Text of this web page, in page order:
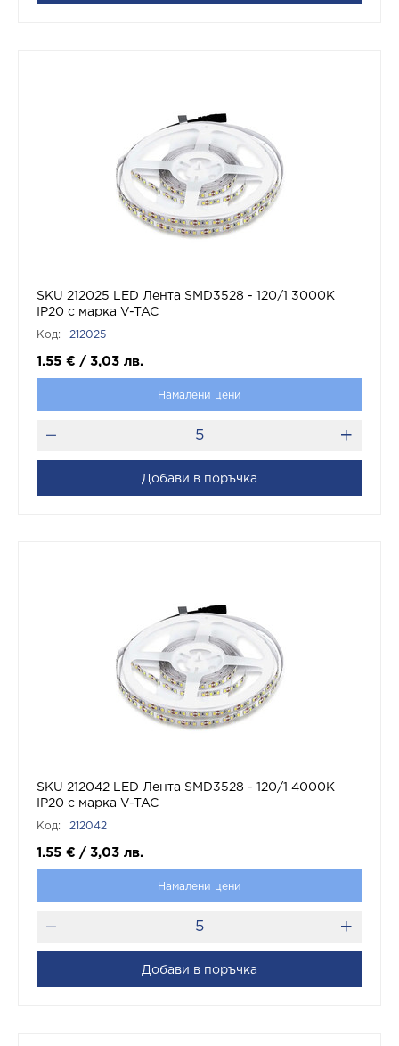
SKU 212025 LED Лента SMD3528 - 120/1 3000K
IP20 с марка V-TAC
Код: 212025
1.55 € / 3,03 лв.
Намалени цени
Добави в поръчка
SKU 212042 LED Лента SMD3528 - 120/1 4000K
IP20 с марка V-TAC
Код: 212042
1.55 € / 3,03 лв.
Намалени цени
Добави в поръчка